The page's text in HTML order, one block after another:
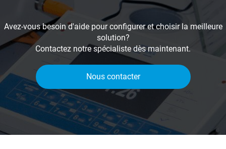
Avez-vous besoin d'aide pour configurer et choisir la meilleure
solution?
Contactez notre spécialiste dès maintenant.
Nous contacter